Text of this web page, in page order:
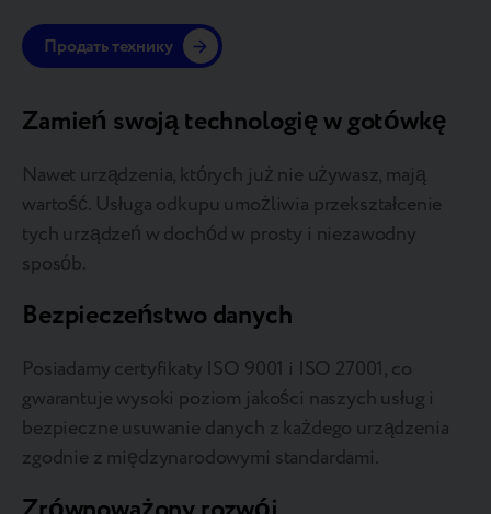
Продать технику
Zamień swoją technologię w gotówkę
Nawet urządzenia, których już nie używasz, mają
wartość. Usługa odkupu umożliwia przekształcenie
tych urządzeń w dochód w prosty i niezawodny
sposób.
Bezpieczeństwo danych
Posiadamy certyfikaty ISO 9001 i ISO 27001, co
gwarantuje wysoki poziom jakości naszych usług i
bezpieczne usuwanie danych z każdego urządzenia
zgodnie z międzynarodowymi standardami.